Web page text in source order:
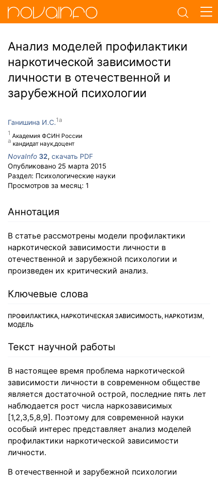
Анализ моделей профилактики
наркотической зависимости
личности в отечественной и
зарубежной психологии
Ганишина И.С.
Академия ФСИН России
кандидат наук,доцент
NovaInfo 32, скачать PDF
Опубликовано 25 марта 2015
Раздел: Психологические науки
Просмотров за месяц: 1
Аннотация
В статье рассмотрены модели профилактики
наркотической зависимости личности в
отечественной и зарубежной психологии и
произведен их критический анализ.
Ключевые слова
ПРОФИЛАКТИКА, НАРКОТИЧЕСКАЯ ЗАВИСИМОСТЬ, НАРКОТИЗМ,
МОДЕЛЬ
Текст научной работы
В настоящее время проблема наркотической
зависимости личности в современном обществе
является достаточной острой, последние пять лет
наблюдается рост числа наркозависимых
[1,2,3,5,8,9]. Поэтому для современной науки
особый интерес представляет анализ моделей
профилактики наркотической зависимости
личности.
В отечественной и зарубежной психологии